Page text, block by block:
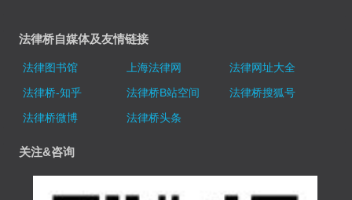
法律桥自媒体及友情链接
法律图书馆 上海法律网
法律网址大全
法律桥-知乎
法律桥B站空间
法律桥搜狐号
法律桥微博
法律桥头条
关注&咨询